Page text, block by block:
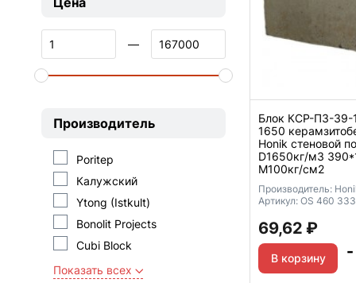
Блок КСР-ПЗ-39-
1650
Honik стеновой
D1650кг/м3
М100кг/см2
Производитель:
Артикул: OS 460 333
69,62 ₽
В корзину -
—
Производитель
Poritep
Калужский
Ytong (Istkult)
Bonolit Projects
Cubi Block
ЭКО
Показать всех